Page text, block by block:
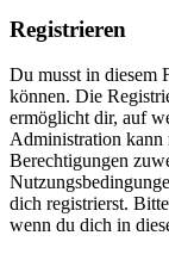
Registrieren
Du musst in diesem
können. Die
ermöglicht dir, auf
Administration kann
Berechtigungen
dich registrierst.
wenn du dich in